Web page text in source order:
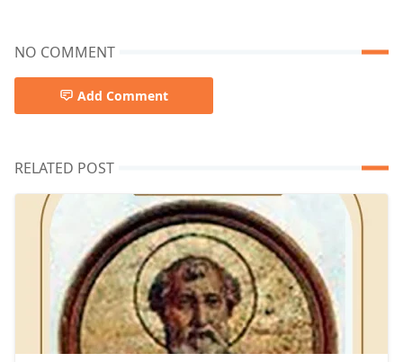
NO COMMENT
Add Comment
RELATED POST